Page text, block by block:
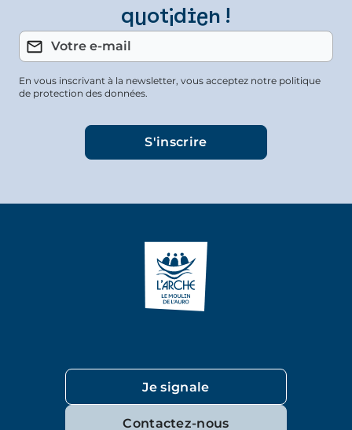
quotidien !
En vous inscrivant à la newsletter, vous acceptez notre politique
de protection des données.
Je signale
Contactez-nous